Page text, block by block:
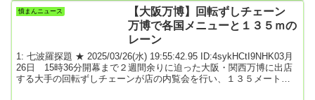
示前の勢力を上回った。開票翌日の2月9日に中道の野田佳彦、斉藤
鉄夫両共同代表が記者会見。「お通夜」のような暗い雰囲気だった
憤まんニュース
【大阪万博】回転ずしチェーン
万博で各国メニューと１３５ｍの
レーン
1: 七波羅探題 ★ 2025/03/26(水) 19:55:42.95 ID:4sykHCtI9NHK03月
26日 15時36分開幕まで２週間余りに迫った大阪・関西万博に出店
する大手の回転ずしチェーンが店の内覧会を行い、１３５メートル